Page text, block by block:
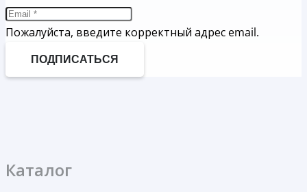
Пожалуйста, введите корректный адрес email.
ПОДПИСАТЬСЯ
Каталог